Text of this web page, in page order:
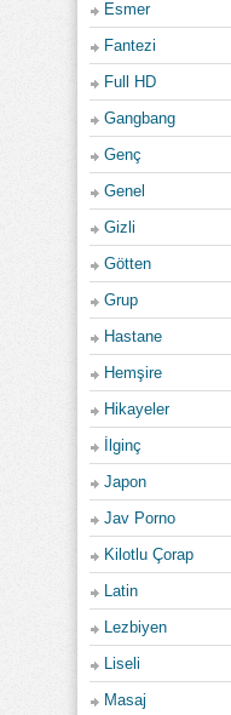
Esmer
Fantezi
Full HD
Gangbang
Genç
Genel
Gizli
Götten
Grup
Hastane
Hemşire
Hikayeler
İlginç
Japon
Jav Porno
Kilotlu Çorap
Latin
Lezbiyen
Liseli
Masaj